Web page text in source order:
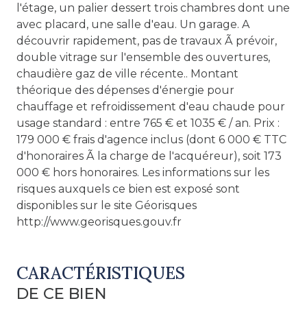
l'étage, un palier dessert trois chambres dont une
avec placard, une salle d'eau. Un garage. A
découvrir rapidement, pas de travaux Ã prévoir,
double vitrage sur l'ensemble des ouvertures,
chaudière gaz de ville récente.. Montant
théorique des dépenses d'énergie pour
chauffage et refroidissement d'eau chaude pour
usage standard : entre 765 € et 1035 € / an. Prix :
179 000 € frais d'agence inclus (dont 6 000 € TTC
d'honoraires Ã la charge de l'acquéreur), soit 173
000 € hors honoraires. Les informations sur les
risques auxquels ce bien est exposé sont
disponibles sur le site Géorisques
http://www.georisques.gouv.fr
CARACTÉRISTIQUES
DE CE BIEN